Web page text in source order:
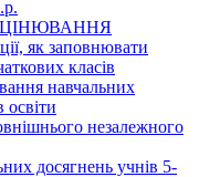
як заповнювати
класів
навчальних
освіти
незалежного
досягнень учнів 5-